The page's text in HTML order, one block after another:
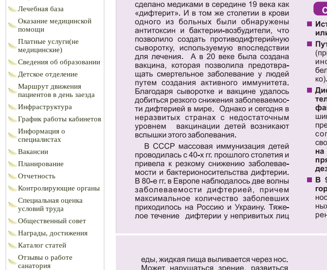
Лечебная база
Оказание медицинской
помощи
Платные услуги(не
медицинские)
Сведения об образовании
Детское отделение
Маршрут движения
пациентов в день заезда
Инфраструктура
График работы кабинетов
Информация о
специалистах
Вакансии
Планирование
Отчетность
Контролирующие органы
Специальная оценка
условий труда
Общественный совет
Награды, достижения
Каталог статей
Отзывы о работе
санатория